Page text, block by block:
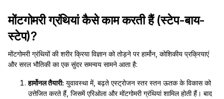
मोंटगोमरी ग्रंथियां कैसे काम करती हैं (स्टेप-बाय-
स्टेप)?
मोंटगोमरी ग्रंथियों की शरीर क्रिया विज्ञान को तोड़ने पर हार्मोन, कोशिकीय प्रक्रियाएं
और सरल भौतिकी का एक सुंदर समन्वय सामने आता है:
हार्मोनल तैयारी: युवावस्था में, बढ़ते एस्ट्रोजन स्तर स्तन ऊतक के विकास को
उत्तेजित करते हैं, जिसमें एरिओला और मोंटगोमरी ग्रंथियां शामिल होती हैं। बाद